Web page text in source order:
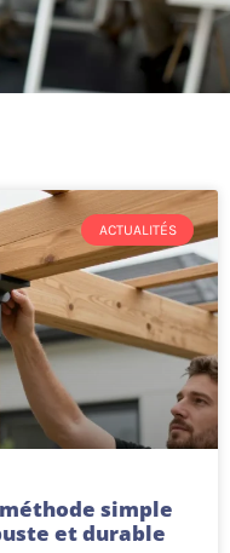
ACTUALITÉS
simple
et durable